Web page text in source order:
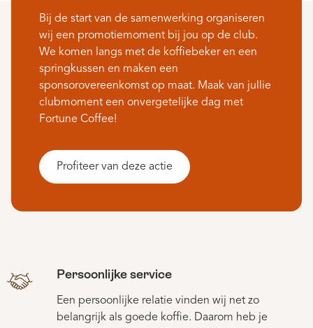
Bij de start van de samenwerking organiseren
wij een promotiemoment bij jou op de club.
We komen langs met de koffiebeker en een
springkussen en maken een
sponsorovereenkomst op maat. Maak van jullie
clubmoment een onvergetelijke dag met
Fortune Coffee!
Profiteer van deze actie
Persoonlijke service
Een persoonlijke relatie vinden wij net zo
belangrijk als goede koffie. Daarom heb je